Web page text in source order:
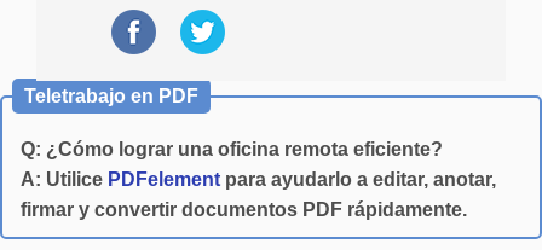
Teletrabajo en PDF
Q: ¿Cómo lograr una oficina remota eficiente?
A: Utilice PDFelement para ayudarlo a editar, anotar,
firmar y convertir documentos PDF rápidamente.